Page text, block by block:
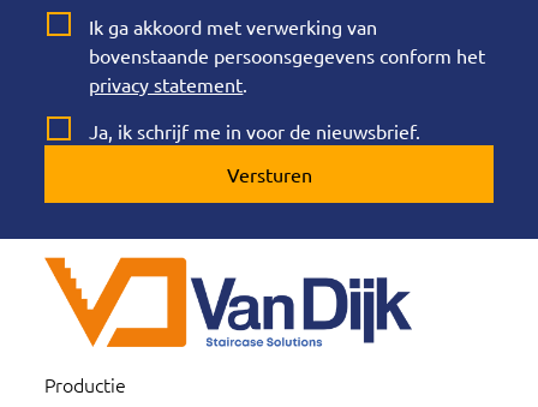
Ik ga akkoord met verwerking van
bovenstaande persoonsgegevens conform het
privacy statement
Ja, ik schrijf me in voor de nieuwsbrief.
Versturen
Productie